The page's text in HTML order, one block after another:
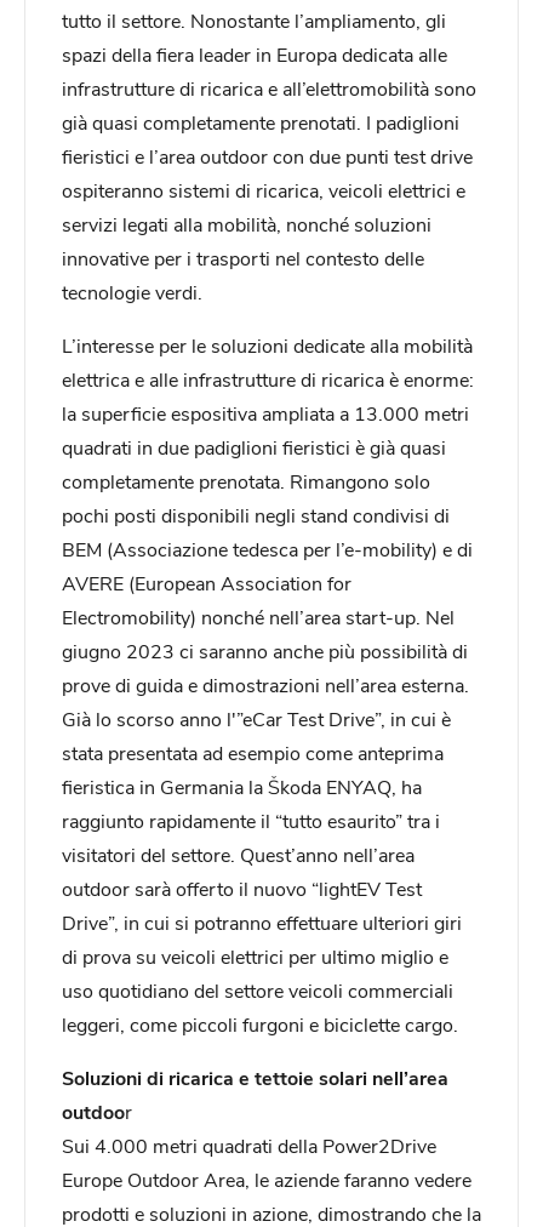
tutto il settore. Nonostante l’ampliamento, gli
spazi della fiera leader in Europa dedicata alle
infrastrutture di ricarica e all’elettromobilità sono
già quasi completamente prenotati. I padiglioni
fieristici e l’area outdoor con due punti test drive
ospiteranno sistemi di ricarica, veicoli elettrici e
servizi legati alla mobilità, nonché soluzioni
innovative per i trasporti nel contesto delle
tecnologie verdi.
L’interesse per le soluzioni dedicate alla mobilità
elettrica e alle infrastrutture di ricarica è enorme:
la superficie espositiva ampliata a 13.000 metri
quadrati in due padiglioni fieristici è già quasi
completamente prenotata. Rimangono solo
pochi posti disponibili negli stand condivisi di
BEM (Associazione tedesca per l’e-mobility) e di
AVERE (European Association for
Electromobility) nonché nell’area start-up. Nel
giugno 2023 ci saranno anche più possibilità di
prove di guida e dimostrazioni nell’area esterna.
Già lo scorso anno l'”eCar Test Drive”, in cui è
stata presentata ad esempio come anteprima
fieristica in Germania la Škoda ENYAQ, ha
raggiunto rapidamente il “tutto esaurito” tra i
visitatori del settore. Quest’anno nell’area
outdoor sarà offerto il nuovo “lightEV Test
Drive”, in cui si potranno effettuare ulteriori giri
di prova su veicoli elettrici per ultimo miglio e
uso quotidiano del settore veicoli commerciali
leggeri, come piccoli furgoni e biciclette cargo.
Soluzioni di ricarica e tettoie solari nell’area
outdoor
Sui 4.000 metri quadrati della Power2Drive
Europe Outdoor Area, le aziende faranno vedere
prodotti e soluzioni in azione, dimostrando che la